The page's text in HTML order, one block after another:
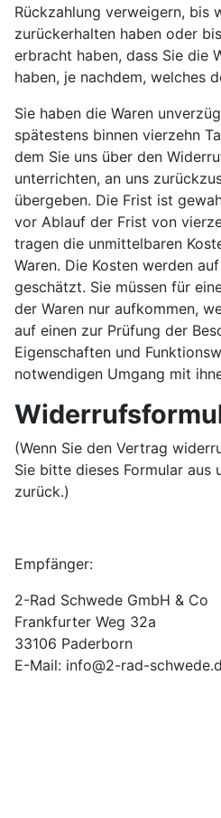
Rückzahlung verweigern, bis
zurückerhalten haben oder
erbracht haben, dass Sie die
haben, je nachdem, welches
Sie haben die Waren
spätestens binnen vierzehn
dem Sie uns über den
unterrichten, an uns
übergeben. Die Frist ist
vor Ablauf der Frist von
tragen die unmittelbaren
Waren. Die Kosten werden
geschätzt. Sie müssen für
der Waren nur aufkommen,
auf einen zur Prüfung der
Eigenschaften und
notwendigen Umgang mit
(Wenn Sie den Vertrag
Sie bitte dieses Formular aus
zurück.)
Empfänger:
2-Rad Schwede GmbH & Co
Frankfurter Weg 32a
33106 Paderborn
E-Mail: info@2-rad-